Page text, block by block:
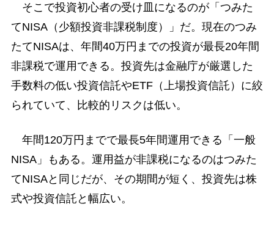
そこで投資初心者の受け皿になるのが「つみた
てNISA（少額投資非課税制度）」だ。現在のつみ
たてNISAは、年間40万円までの投資が最長20年間
非課税で運用できる。投資先は金融庁が厳選した
手数料の低い投資信託やETF（上場投資信託）に絞
られていて、比較的リスクは低い。
年間120万円までで最長5年間運用できる「一般
NISA」もある。運用益が非課税になるのはつみた
てNISAと同じだが、その期間が短く、投資先は株
式や投資信託と幅広い。